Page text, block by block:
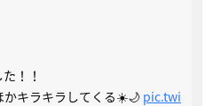
！！
キラキラしてくる☀️🌙 pic.twi